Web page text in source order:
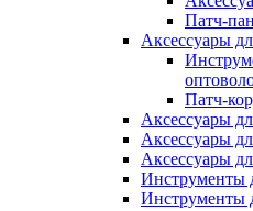
Патч-
Аксессуары
Патч-
Аксессуары
Аксессуары
Аксессуары
Инструменты
Инструменты